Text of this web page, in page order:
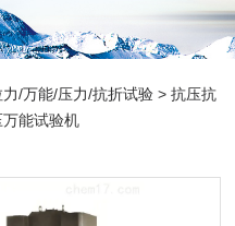
力/万能/压力/抗折试验 >抗压抗
能试验机